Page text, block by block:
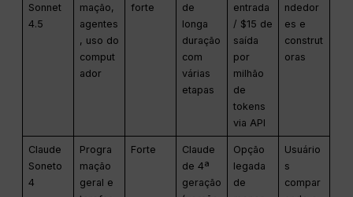
Sonnet
4.5
mação,
agentes
, uso do
comput
ador
forte
de
longa
duração
com
várias
etapas
entrada
/ $15 de
saída
por
milhão
de
tokens
via API
ndedor
es e
construt
oras
Claude
Soneto
4
Progra
mação
geral e
Forte
Claude
de 4ª
geração
Opção
legada
de
Usuário
s
compar